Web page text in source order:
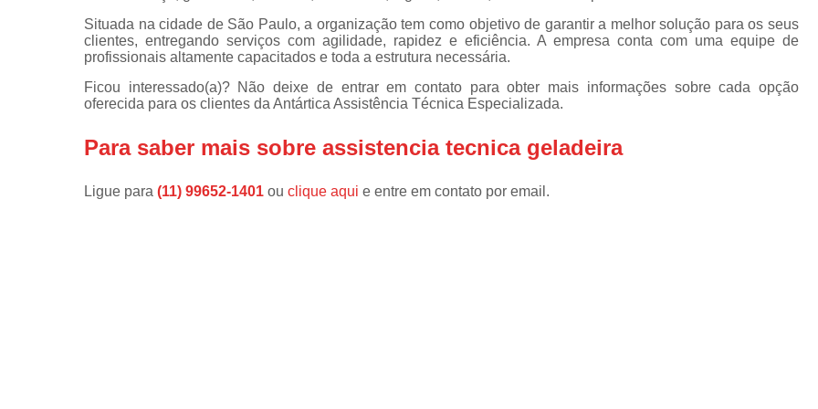
Instalações de
lava e seca
de fogão
em freezer
Assistencia Tecnica Refrigerador
Assistencia Tecnica
Refrigerador Assistencia Tecnica
Assistencia Tecnica Maquina Secadora de
Situada na cidade de São Paulo, a organização tem como objetivo de garantir a melhor solução para os seus
clientes, entregando serviços com agilidade, rapidez e eficiência. A empresa conta com uma equipe de
profissionais altamente capacitados e toda a estrutura necessária.
Ficou interessado(a)? Não deixe de entrar em contato para obter mais informações sobre cada opção
oferecida para os clientes da Antártica Assistência Técnica Especializada.
Para saber mais sobre assistencia tecnica geladeira
Ligue para (11) 99652-1401 ou clique aqui e entre em contato por email.